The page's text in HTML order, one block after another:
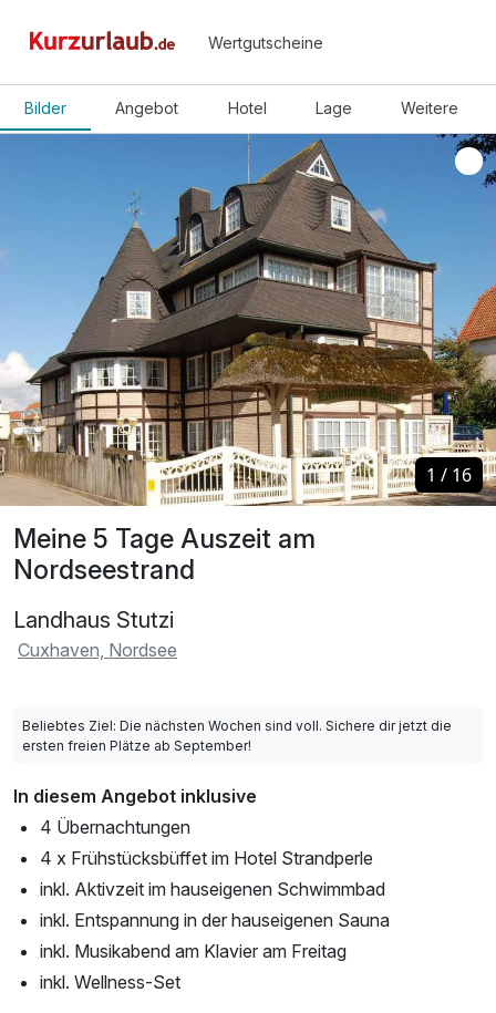
Wertgutscheine
Bilder Angebot Hotel Lage Weitere
Meine 5 Tage Auszeit am
Nordseestrand
Landhaus Stutzi
Cuxhaven, Nordsee
1 / 16
1 / 16
Beliebtes Ziel: Die nächsten Wochen sind voll. Sichere dir jetzt die
ersten freien Plätze ab September!
In diesem Angebot inklusive
4 Übernachtungen
4 x Frühstücksbüffet im Hotel Strandperle
inkl. Aktivzeit im hauseigenen Schwimmbad
inkl. Entspannung in der hauseigenen Sauna
inkl. Musikabend am Klavier am Freitag
inkl. Wellness-Set